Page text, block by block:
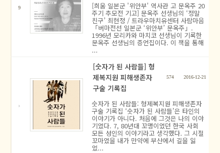
9 [희움 일본군 '위안부' 역사관 고 문옥주 20
주기 추모전 기고] 문옥주 선생님의 ‘정말
친구’ 최현정 / 트라우마치유센터 사람마음
「버마전선 일본군 ‘위안부’ 문옥주」.
1996년 모리카와 마치코 선생님이 기록한
문옥주 선생님의 증언집이다. 이 책을 통해
...
[숫자가 된 사람들] 형
제복지원 피해생존자
구술 기록집
574 2016-12-21
숫자가 된 사람들: 형제복지원 피해생존자
구술 기록집 ‘숫자가 된 사람들’은 타인의
이야기가 아니다. 처음에 그것은 나의 이야
기였다. 7, 80년대 꼬맹이였던 한국 사회
모든 성인의 이야기라고 생각했다. 그 시절
꼬마였을 내가 만약에 부산에서 길을 잃
었...